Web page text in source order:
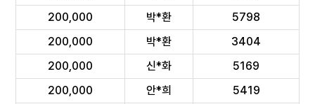
200,000
박*환
5798
200,000
박*환
3404
200,000
신*화
5169
200,000
안*희
5419